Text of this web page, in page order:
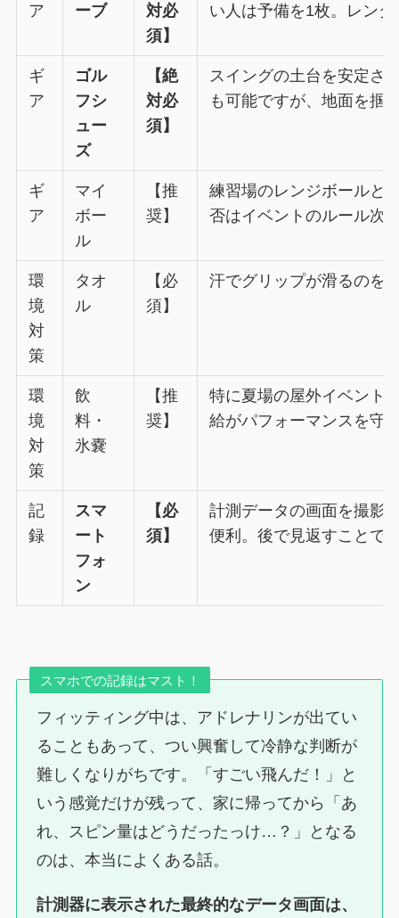
ア
ーブ
対必
須】
い人は予備を1枚。レン
ギ
ア
ゴル
フシ
ュー
ズ
【絶
対必
須】
スイングの土台を安定さ
も可能ですが、地面を掴
ギ
ア
マイ
ボー
ル
【推
奨】
練習場のレンジボールと
否はイベントのルール次
環
境
対
策
タオ
ル
【必
須】
汗でグリップが滑るのを
環
境
対
策
飲
料・
氷嚢
【推
奨】
特に夏場の屋外イベント
給がパフォーマンスを守
記
録
スマ
ート
フォ
ン
【必
須】
計測データの画面を撮影
便利。後で見返すことで
スマホでの記録はマスト！
フィッティング中は、アドレナリンが出てい
ることもあって、つい興奮して冷静な判断が
難しくなりがちです。「すごい飛んだ！」と
いう感覚だけが残って、家に帰ってから「あ
れ、スピン量はどうだったっけ…？」となる
のは、本当によくある話。
計測器に表示された最終的なデータ画面は、